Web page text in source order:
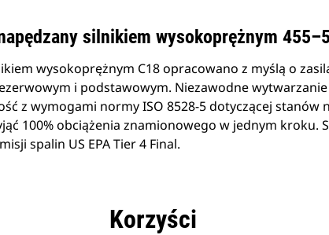
silnikiem wysokoprężnym
wysokoprężnym C18 opracowano z myślą o
i podstawowym. Niezawodne
z wymogami normy ISO 8528-5 dotyczącej stanów
100% obciążenia znamionowego w jednym kroku.
spalin US EPA Tier 4 Final.
Korzyści